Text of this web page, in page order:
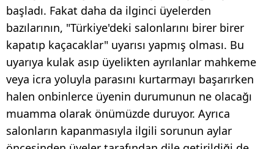
başladı. Fakat daha da ilginci üyelerden
bazılarının, "Türkiye'deki salonlarını birer birer
kapatıp kaçacaklar" uyarısı yapmış olması. Bu
uyarıya kulak asıp üyelikten ayrılanlar mahkeme
veya icra yoluyla parasını kurtarmayı başarırken
halen onbinlerce üyenin durumunun ne olacağı
muamma olarak önümüzde duruyor. Ayrıca
salonların kapanmasıyla ilgili sorunun aylar